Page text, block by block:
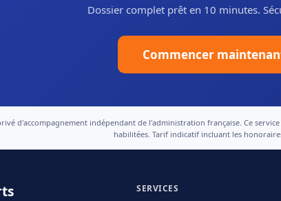
Dossier complet prêt en 10 minutes.
Commencer
d'accompagnement indépendant de l'administration française. Ce
habilitées. Tarif indicatif incluant les
SERVICES